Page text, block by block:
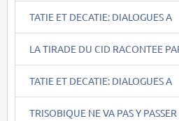
TATIE ET DECATIE: DIALOGUES A
LA TIRADE DU CID RACONTEE
TATIE ET DECATIE: DIALOGUES A
TRISOBIQUE NE VA PAS Y PASSER